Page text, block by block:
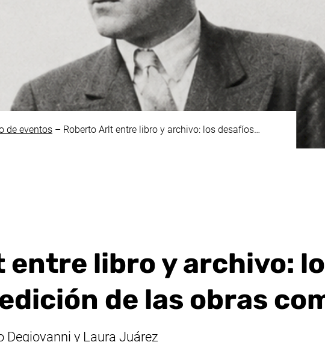
de eventos – Roberto Arlt entre libro y archivo: los desafíos…
entre libro y archivo:
de las obras
Degiovanni y Laura Juárez